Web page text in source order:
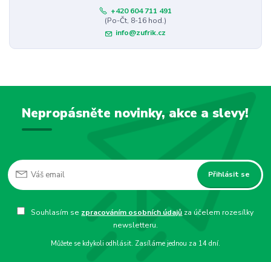
+420 604 711 491
(Po-Čt, 8-16 hod.)
info@zufrik.cz
Nepropásněte novinky, akce a slevy!
Přihlásit se
Souhlasím se zpracováním osobních údajů za účelem rozesílky
newsletteru.
Můžete se kdykoli odhlásit. Zasíláme jednou za 14 dní.